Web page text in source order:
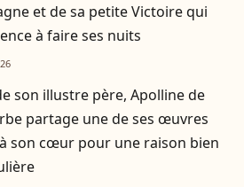
et de sa petite Victoire qui
à faire ses nuits
son illustre père, Apolline de
partage une de ses œuvres
son cœur pour une raison bien